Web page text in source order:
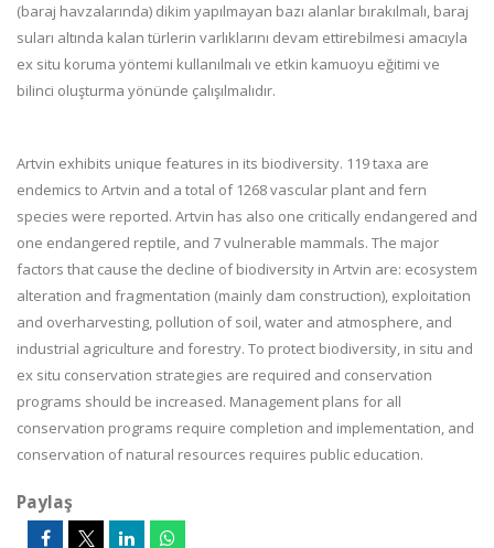
(baraj havzalarında) dikim yapılmayan bazı alanlar bırakılmalı, baraj
suları altında kalan türlerin varlıklarını devam ettirebilmesi amacıyla
ex situ koruma yöntemi kullanılmalı ve etkin kamuoyu eğitimi ve
bilinci oluşturma yönünde çalışılmalıdır.
Artvin exhibits unique features in its biodiversity. 119 taxa are
endemics to Artvin and a total of 1268 vascular plant and fern
species were reported. Artvin has also one critically endangered and
one endangered reptile, and 7 vulnerable mammals. The major
factors that cause the decline of biodiversity in Artvin are: ecosystem
alteration and fragmentation (mainly dam construction), exploitation
and overharvesting, pollution of soil, water and atmosphere, and
industrial agriculture and forestry. To protect biodiversity, in situ and
ex situ conservation strategies are required and conservation
programs should be increased. Management plans for all
conservation programs require completion and implementation, and
conservation of natural resources requires public education.
Paylaş